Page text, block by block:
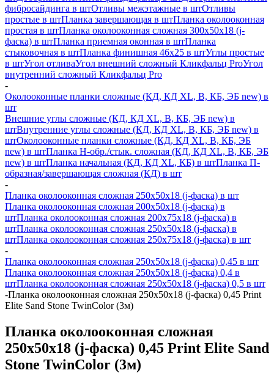
фибросайдинга в штОтливы межэтажные в штОтливы
простые в штПланка завершающая в штПланка околооконная
простая в штПланка околооконная сложная 300х50х18 (j-
фаска) в штПланка приемная оконная в штПланка
стыковочная в штПланка финишная 46х25 в штУглы простые
в штУгол отливаУгол внешний сложный Кликфальц ProУгол
внутренний сложный Кликфальц Pro
-
Околооконные планки сложные (КД, КД XL, В, КБ, ЭБ new) в
шт
Внешние углы сложные (КД, КД XL, В, КБ, ЭБ new) в
штВнутренние углы сложные (КД, КД XL, В, КБ, ЭБ new) в
штОколооконные планки сложные (КД, КД XL, В, КБ, ЭБ
new) в штПланка H-обр./стык. сложная (КД, КД XL, В, КБ, ЭБ
new) в штПланка начальная (КД, КД XL, КБ) в штПланка П-
образная/завершающая сложная (КД) в шт
-
Планка околооконная сложная 250х50х18 (j-фаска) в шт
Планка околооконная сложная 200х50х18 (j-фаска) в
штПланка околооконная сложная 200х75х18 (j-фаска) в
штПланка околооконная сложная 250х50х18 (j-фаска) в
штПланка околооконная сложная 250х75х18 (j-фаска) в шт
-
Планка околооконная сложная 250х50х18 (j-фаска) 0,45 в шт
Планка околооконная сложная 250х50х18 (j-фаска) 0,4 в
штПланка околооконная сложная 250х50х18 (j-фаска) 0,5 в шт
-Планка околооконная сложная 250х50х18 (j-фаска) 0,45 Print
Elite Sand Stone TwinColor (3м)
Планка околооконная сложная
250х50х18 (j-фаска) 0,45 Print Elite Sand
Stone TwinColor (3м)